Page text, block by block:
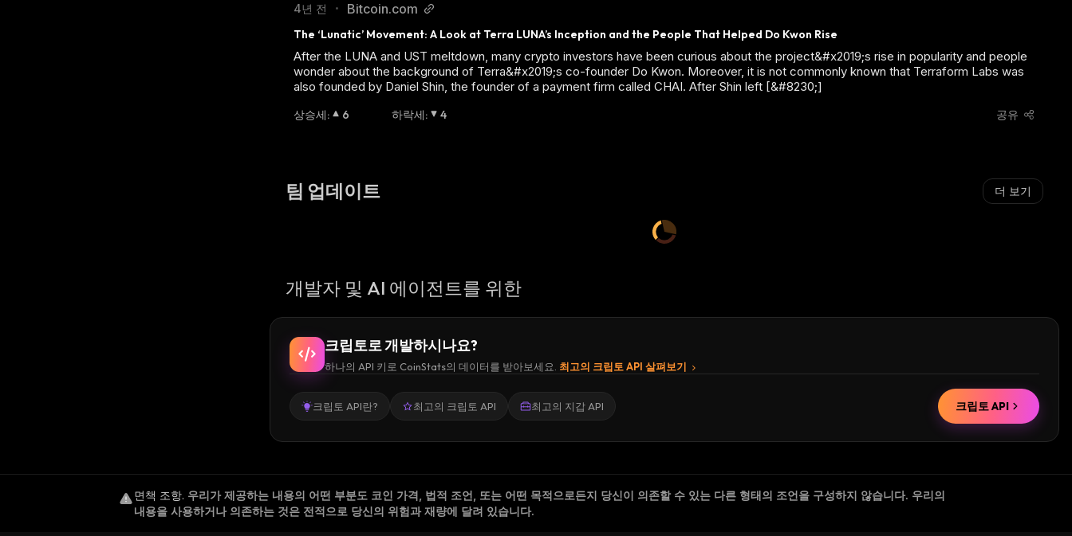
4년 전 • Bitcoin.com
The ‘Lunatic’ Movement: A Look at Terra LUNA’s Inception and the People That Helped Do Kwon Rise
After the LUNA and UST meltdown, many crypto investors have been curious about the project&#x2019;s rise in popularity and people
wonder about the background of Terra&#x2019;s co-founder Do Kwon. Moreover, it is not commonly known that Terraform Labs was
also founded by Daniel Shin, the founder of a payment firm called CHAI. After Shin left [&#8230;]
상승세: 6 하락세: 4 공유
팀 업데이트 더 보기
개발자 및 AI 에이전트를 위한
크립토로 개발하시나요?
하나의 API 키로 CoinStats의 데이터를 받아보세요. 최고의 크립토 API 살펴보기
크립토 API란? 최고의 크립토 API 최고의 지갑 API 크립토 API
면책 조항. 우리가 제공하는 내용의 어떤 부분도 코인 가격, 법적 조언, 또는 어떤 목적으로든지 당신이 의존할 수 있는 다른 형태의 조언을 구성하지 않습니다. 우리의
내용을 사용하거나 의존하는 것은 전적으로 당신의 위험과 재량에 달려 있습니다.